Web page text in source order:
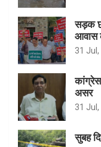
सड़क
आवास
31
असर
31
सुबह